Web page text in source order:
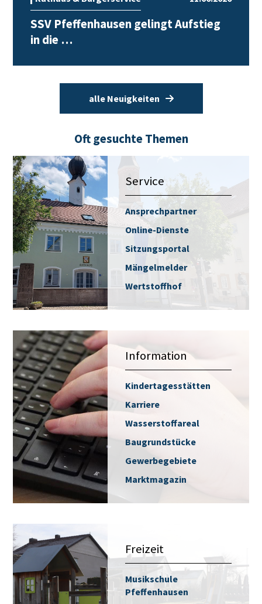
SSV Pfeffenhausen gelingt Aufstieg
in die …
alle Neuigkeiten
Oft gesuchte Themen
Service
Ansprechpartner
Online-Dienste
Sitzungsportal
Mängelmelder
Wertstoffhof
Information
Kindertagesstätten
Karriere
Wasserstoffareal
Baugrundstücke
Gewerbegebiete
Marktmagazin
Freizeit
Musikschule
Pfeffenhausen